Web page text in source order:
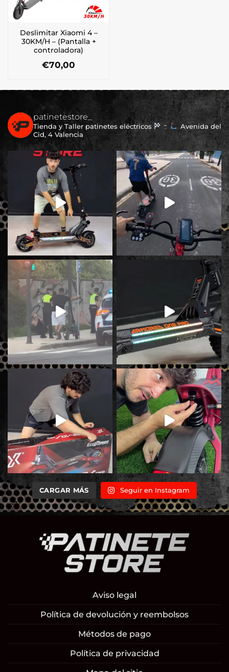
Deslimitar Xiaomi 4 –
30KM/H – (Pantalla +
controladora)
€70,00
patinetestore_
Tienda y Taller patinetes eléctricos
Avenida del
Cid, 4 Valencia
CARGAR MÁS Seguir en Instagram
Aviso legal
Política de devolución y reembolsos
Métodos de pago
Política de privacidad